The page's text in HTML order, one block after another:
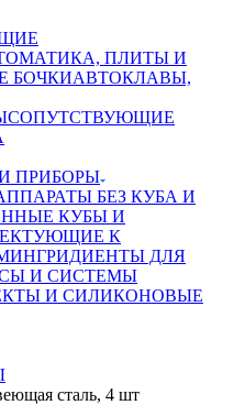
ПЛИТЫ И
БОЧКИАВТОКЛАВЫ,
СОПУТСТВУЮЩИЕ
ПРИБОРЫ
БЕЗ КУБА И
КУБЫ И
К
ИНГРИДИЕНТЫ ДЛЯ
И СИСТЕМЫ
И СИЛИКОНОВЫЕ
сталь, 4 шт